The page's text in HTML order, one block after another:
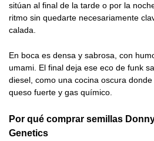
sitúan al final de la tarde o por la
ritmo sin quedarte necesariamente
calada.
En boca es densa y sabrosa, con
umami. El final deja ese eco de funk
diesel, como una cocina oscura
queso fuerte y gas químico.
Por qué comprar semillas
Genetics